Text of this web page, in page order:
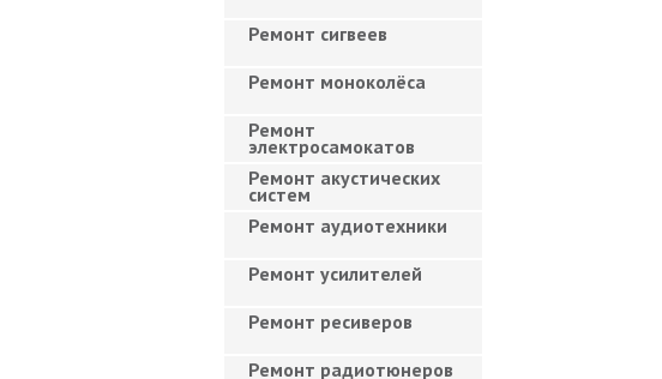
Ремонт сигвеев
Ремонт моноколёса
Ремонт
электросамокатов
Ремонт акустических
систем
Ремонт аудиотехники
Ремонт усилителей
Ремонт ресиверов
Ремонт радиотюнеров